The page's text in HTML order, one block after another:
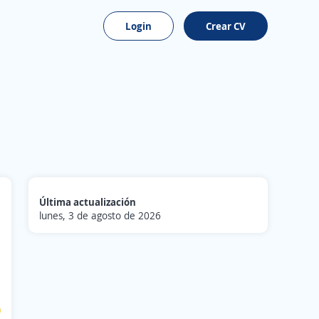
Login Crear CV
Última actualización
lunes, 3 de agosto de 2026